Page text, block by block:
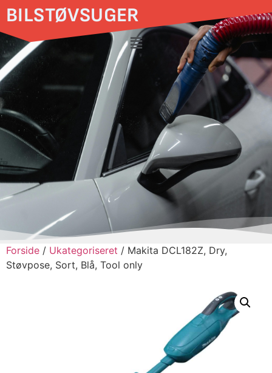
BILSTØVSUGER
Forside / Ukategoriseret / Makita DCL182Z, Dry,
Støvpose, Sort, Blå, Tool only